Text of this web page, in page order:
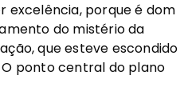
excelência, porque é dom
do mistério da
que esteve escondido
ponto central do plano